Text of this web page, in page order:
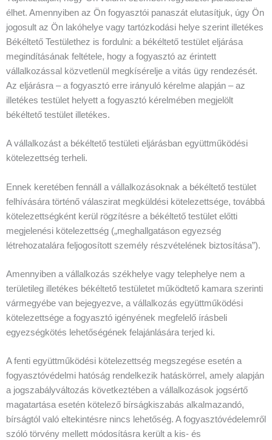
élhet. Amennyiben az Ön fogyasztói panaszát elutasítjuk, úgy Ön
jogosult az Ön lakóhelye vagy tartózkodási helye szerint illetékes
Békéltető Testülethez is fordulni: a békéltető testület eljárása
megindításának feltétele, hogy a fogyasztó az érintett
vállalkozással közvetlenül megkísérelje a vitás ügy rendezését.
Az eljárásra – a fogyasztó erre irányuló kérelme alapján – az
illetékes testület helyett a fogyasztó kérelmében megjelölt
békéltető testület illetékes.
A vállalkozást a békéltető testületi eljárásban együttműködési
kötelezettség terheli.
Ennek keretében fennáll a vállalkozásoknak a békéltető testület
felhívására történő válaszirat megküldési kötelezettsége, továbbá
kötelezettségként kerül rögzítésre a békéltető testület előtti
megjelenési kötelezettség („meghallgatáson egyezség
létrehozatalára feljogosított személy részvételének biztosítása”).
Amennyiben a vállalkozás székhelye vagy telephelye nem a
területileg illetékes békéltető testületet működtető kamara szerinti
vármegyébe van bejegyezve, a vállalkozás együttműködési
kötelezettsége a fogyasztó igényének megfelelő írásbeli
egyezségkötés lehetőségének felajánlására terjed ki.
A fenti együttműködési kötelezettség megszegése esetén a
fogyasztóvédelmi hatóság rendelkezik hatáskörrel, amely alapján
a jogszabályváltozás következtében a vállalkozások jogsértő
magatartása esetén kötelező bírságkiszabás alkalmazandó,
bírságtól való eltekintésre nincs lehetőség. A fogyasztóvédelemről
szóló törvény mellett módosításra került a kis- és